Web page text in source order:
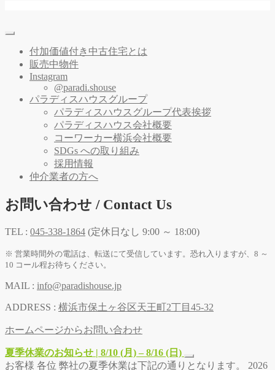
付加価値付き中古住宅とは
販売中物件
Instagram
@paradi.shouse
パラディスハウスグループ
パラディスハウスグループ代表挨拶
パラディスハウス会社概要
コーワーカー横浜会社概要
SDGs への取り組み
採用情報
仲介業者の方へ
お問い合わせ / Contact Us
TEL : 045-338-1864 (定休日なし 9:00 ～ 18:00)
※ 営業時間外の電話は、転送にて受信しています。恐れ入りますが、8 ～
10 コール程お待ちください。
MAIL : info@paradishouse.jp
ADDRESS : 横浜市保土ヶ谷区天王町2丁目45-32
ホームページからお問い合わせ
夏季休業のお知らせ | 8/10 (月) – 8/16 (日)
お客様 各位 弊社の夏季休業は下記の通りとなります。 2026